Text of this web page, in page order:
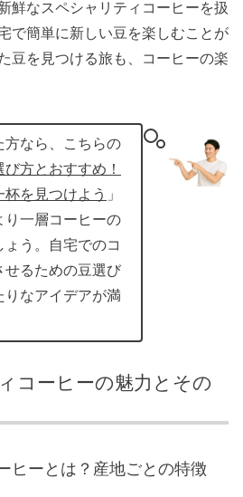
鮮なスペシャリティコーヒーを扱
で簡単に新しい豆を楽しむことが
豆を見つける旅も、コーヒーの楽
方なら、こちらの
方とおすすめ！
を見つけよう 」
り一層コーヒーの
う。自宅でのコ
せるための豆選び
なアイデアが満
コーヒーの魅力とその
ヒーとは？産地ごとの特徴